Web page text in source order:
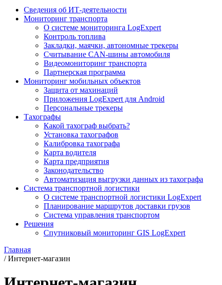
Сведения об ИТ-деятельности
Мониторинг транспорта
О системе мониторинга LogExpert
Контроль топлива
Закладки, маячки, автономные трекеры
Считывание CAN-шины автомобиля
Видеомониторинг транспорта
Партнерская программа
Мониторинг мобильных объектов
Защита от махинаций
Приложения LogExpert для Android
Персональные трекеры
Тахографы
Какой тахограф выбрать?
Установка тахографов
Калибровка тахографа
Карта водителя
Карта предприятия
Законодательство
Автоматизация выгрузки данных из тахографа
Система транспортной логистики
О системе транспортной логистики LogExpert
Планирование маршрутов доставки грузов
Система управления транспортом
Решения
Спутниковый мониторинг GIS LogExpert
Главная
/Интернет-магазин